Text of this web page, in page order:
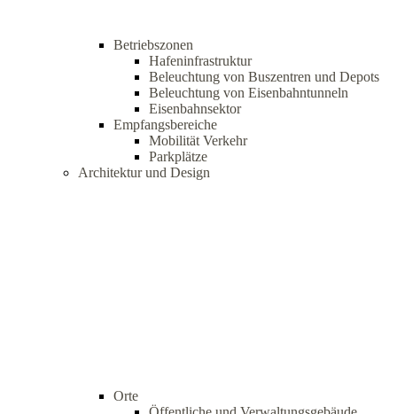
Betriebszonen
Hafeninfrastruktur
Beleuchtung von Buszentren und Depots
Beleuchtung von Eisenbahntunneln
Eisenbahnsektor
Empfangsbereiche
Mobilität Verkehr
Parkplätze
Architektur und Design
Orte